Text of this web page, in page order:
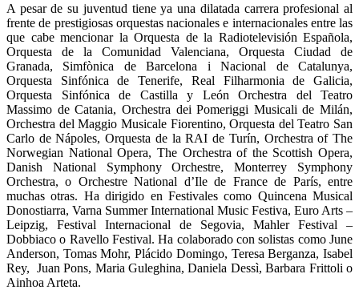
A pesar de su juventud tiene ya una dilatada carrera profesional al
frente de prestigiosas orquestas nacionales e internacionales entre las
que cabe mencionar la Orquesta de la Radiotelevisión Española,
Orquesta de la Comunidad Valenciana, Orquesta Ciudad de
Granada, Simfònica de Barcelona i Nacional de Catalunya,
Orquesta Sinfónica de Tenerife, Real Filharmonia de Galicia,
Orquesta Sinfónica de Castilla y León Orchestra del Teatro
Massimo de Catania, Orchestra dei Pomeriggi Musicali de Milán,
Orchestra del Maggio Musicale Fiorentino, Orquesta del Teatro San
Carlo de Nápoles, Orquesta de la RAI de Turín, Orchestra of The
Norwegian National Opera, The Orchestra of the Scottish Opera,
Danish National Symphony Orchestre, Monterrey Symphony
Orchestra, o Orchestre National d’Ile de France de París, entre
muchas otras. Ha dirigido en Festivales como Quincena Musical
Donostiarra, Varna Summer International Music Festiva, Euro Arts –
Leipzig, Festival Internacional de Segovia, Mahler Festival –
Dobbiaco o Ravello Festival. Ha colaborado con solistas como June
Anderson, Tomas Mohr, Plácido Domingo, Teresa Berganza, Isabel
Rey, Juan Pons, Maria Guleghina, Daniela Dessì, Barbara Frittoli o
Ainhoa Arteta.